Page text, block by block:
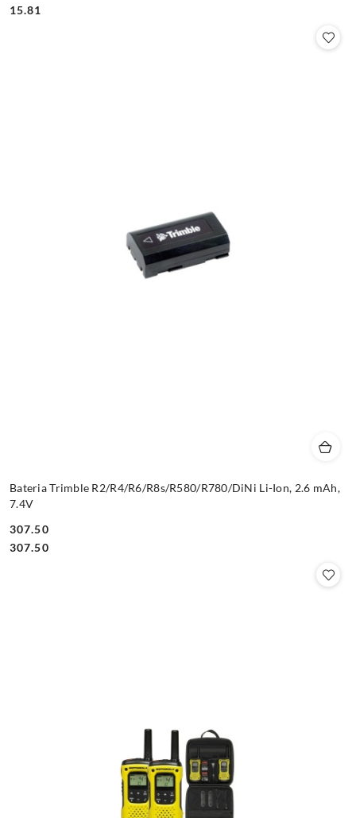
Cena:
Cena:
15.81
Bateria Trimble R2/R4/R6/R8s/R580/R780/DiNi Li-Ion, 2.6 mAh,
7.4V
Cena:
307.50
Cena:
307.50